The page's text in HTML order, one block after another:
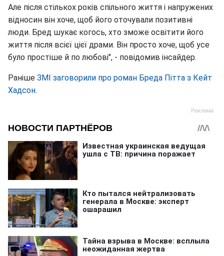
Але після стількох років спільного життя і напружених
відносин він хоче, щоб його оточували позитивні
люди. Бред шукає когось, хто зможе освітити його
життя після всієї цієї драми. Він просто хоче, щоб усе
було простіше й по любові", - повідомив інсайдер.
Раніше ЗМІ заговорили про роман Бреда Пітта з Кейт
Хадсон.